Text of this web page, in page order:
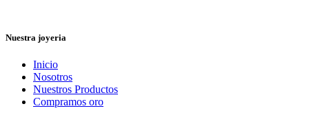
Nuestra joyeria
Inicio
Nosotros
Nuestros Productos
Compramos oro